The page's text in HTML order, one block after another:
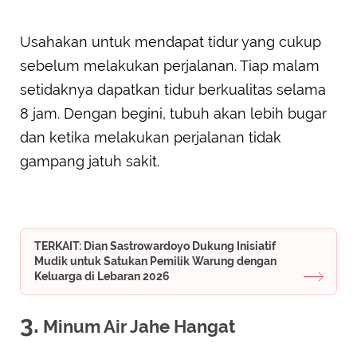
Usahakan untuk mendapat tidur yang cukup
sebelum melakukan perjalanan. Tiap malam
setidaknya dapatkan tidur berkualitas selama
8 jam. Dengan begini, tubuh akan lebih bugar
dan ketika melakukan perjalanan tidak
gampang jatuh sakit.
TERKAIT: Dian Sastrowardoyo Dukung Inisiatif
Mudik untuk Satukan Pemilik Warung dengan
Keluarga di Lebaran 2026
3. Minum Air Jahe Hangat